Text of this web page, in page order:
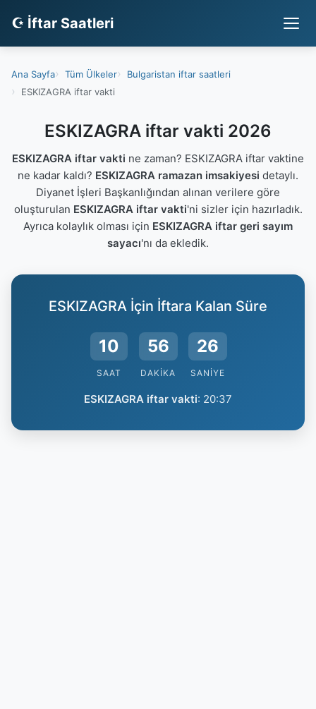
☪ İftar Saatleri
Ana Sayfa Tüm Ülkeler
Bulgaristan iftar saatleri
ESKIZAGRA iftar vakti
ESKIZAGRA iftar vakti 2026
ESKIZAGRA iftar vakti ne zaman? ESKIZAGRA iftar vaktine
ne kadar kaldı? ESKIZAGRA ramazan imsakiyesi detaylı.
Diyanet İşleri Başkanlığından alınan verilere göre
oluşturulan ESKIZAGRA iftar vakti'ni sizler için hazırladık.
Ayrıca kolaylık olması için ESKIZAGRA iftar geri sayım
sayacı'nı da ekledik.
ESKIZAGRA İçin İftara Kalan Süre
10
SAAT
56
DAKIKA
25
SANIYE
ESKIZAGRA iftar vakti: 20:37